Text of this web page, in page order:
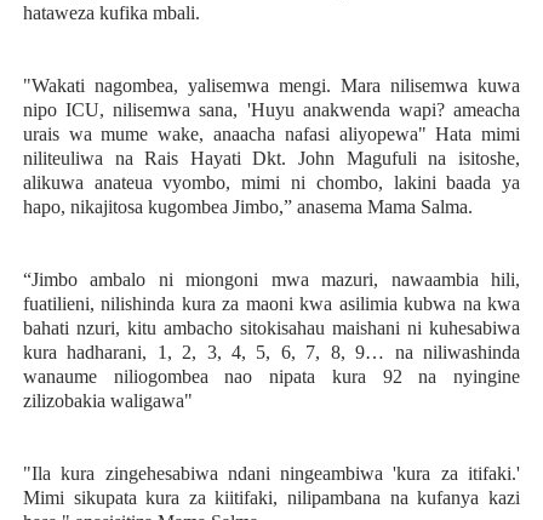
hataweza kufika mbali.
"Wakati nagombea, yalisemwa mengi. Mara nilisemwa kuwa
nipo ICU, nilisemwa sana, 'Huyu anakwenda wapi? ameacha
urais wa mume wake, anaacha nafasi aliyopewa" Hata mimi
niliteuliwa na Rais Hayati Dkt. John Magufuli na isitoshe,
alikuwa anateua vyombo, mimi ni chombo, lakini baada ya
hapo, nikajitosa kugombea Jimbo,” anasema Mama Salma.
“Jimbo ambalo ni miongoni mwa mazuri, nawaambia hili,
fuatilieni, nilishinda kura za maoni kwa asilimia kubwa na kwa
bahati nzuri, kitu ambacho sitokisahau maishani ni kuhesabiwa
kura hadharani, 1, 2, 3, 4, 5, 6, 7, 8, 9… na niliwashinda
wanaume niliogombea nao nipata kura 92 na nyingine
zilizobakia waligawa"
"Ila kura zingehesabiwa ndani ningeambiwa 'kura za itifaki.'
Mimi sikupata kura za kiitifaki, nilipambana na kufanya kazi